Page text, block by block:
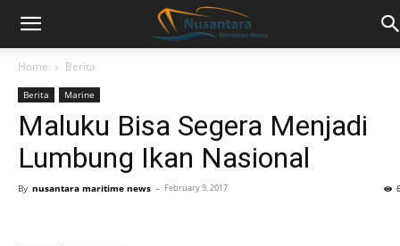
Home Berita
Berita Marine
Maluku Bisa Segera Menjadi
Lumbung Ikan Nasional
By nusantara maritime news - February 9, 2017